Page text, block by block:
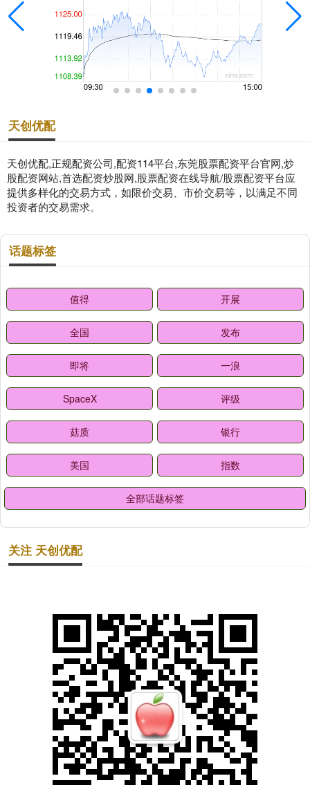
天创优配
天创优配,正规配资公司,配资114平台,东莞股票配资平台官网,炒
股配资网站,首选配资炒股网,股票配资在线导航/股票配资平台应
提供多样化的交易方式，如限价交易、市价交易等，以满足不同
投资者的交易需求。
话题标签
值得 开展
全国 发布
即将 一浪
SpaceX 评级
菇质 银行
美国 指数
全部话题标签
关注 天创优配